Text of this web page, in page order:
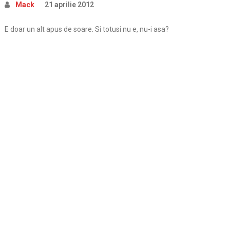
Mack 21 aprilie 2012
E doar un alt apus de soare. Si totusi nu e, nu-i asa?